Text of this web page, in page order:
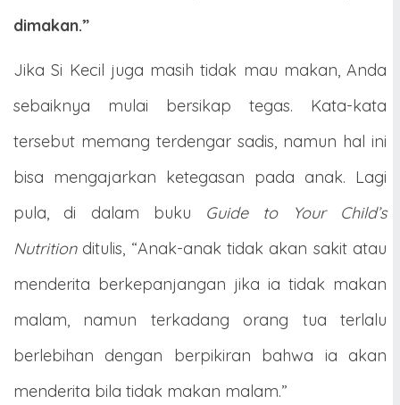
dimakan.”
Jika Si Kecil juga masih tidak mau makan, Anda
sebaiknya mulai bersikap tegas. Kata-kata
tersebut memang terdengar sadis, namun hal ini
bisa mengajarkan ketegasan pada anak. Lagi
pula, di dalam buku Guide to Your Child’s
Nutritionditulis, “Anak-anak tidak akan sakit atau
menderita berkepanjangan jika ia tidak makan
malam, namun terkadang orang tua terlalu
berlebihan dengan berpikiran bahwa ia akan
menderita bila tidak makan malam.”